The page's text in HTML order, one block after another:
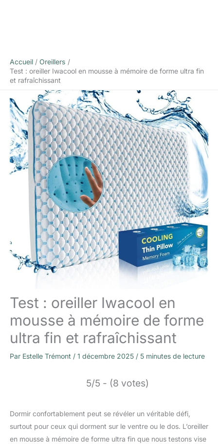
Accueil
Oreillers
Test : oreiller Iwacool en mousse à mémoire de forme ultra fin
et rafraîchissant
Test : oreiller Iwacool en
mousse à mémoire de forme
ultra fin et rafraîchissant
Par Estelle Trémont / 1 décembre 2025 / 5 minutes de lecture
5/5 - (8 votes)
Dormir confortablement peut se révéler un véritable défi,
surtout pour ceux qui dorment sur le ventre ou le dos. L’oreiller
en mousse à mémoire de forme ultra fin que nous testons vise